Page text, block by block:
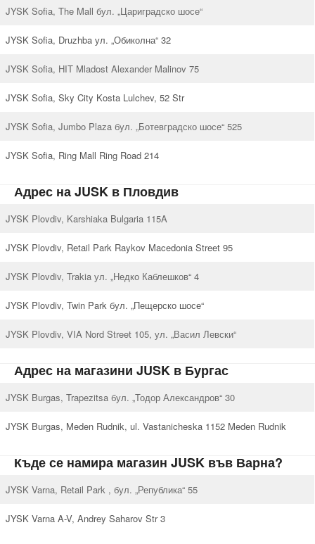
JYSK Sofia, The Mall бул. „Цариградско шосе“
JYSK Sofia, Druzhba ул. „Обиколна“ 32
JYSK Sofia, HIT Mladost Alexander Malinov 75
JYSK Sofia, Sky City Kosta Lulchev, 52 Str
JYSK Sofia, Jumbo Plaza бул. „Ботевградско шосе“ 525
JYSK Sofia, Ring Mall Ring Road 214
Адрес на JUSK в Пловдив
JYSK Plovdiv, Karshiaka Bulgaria 115A
JYSK Plovdiv, Retail Park Raykov Macedonia Street 95
JYSK Plovdiv, Trakia ул. „Недко Каблешков“ 4
JYSK Plovdiv, Twin Park бул. „Пещерско шосе“
JYSK Plovdiv, VIA Nord Street 105, ул. „Васил Левски“
Адрес на магазини JUSK в Бургас
JYSK Burgas, Trapezitsa бул. „Тодор Александров“ 30
JYSK Burgas, Meden Rudnik, ul. Vastanicheska 1152 Meden Rudnik
Къде се намира магазин JUSK във Варна?
JYSK Varna, Retail Park , бул. „Република“ 55
JYSK Varna A-V, Andrey Saharov Str 3